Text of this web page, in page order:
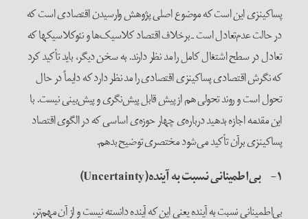
پساکینزی این است که موضوع اصلی پژوهش وارسیدن اقتصادی است که
در حالت عدم‌تعادل است ـ برخلاف اقتصاد کلاسیک‌ها و نئوکلاسیکها که
تعادل در سطح اشتغال کامل را مد نظر دارند. به سخن دیگر، باید تأکید کرد
که نگرش اقتصادی پساکینزی اقتصادی را مد نظر دارد که دایماً در حال
تحول است و روند تحولی هم از پیش قابل پیش‌نگری و پیش‌بینی نیست. با
این مقدمه اجازه بدهید درباره‌ی چهار حوزه‌ی اساسی که در الگوی اقتصاد
پساکینزی برآن تأکید می‌شود مختصری توضیح بدهم.
۱- بی‌اطمینانی نسبت به آینده(Uncertainty)
بی‌اطمینانی نسبت به آینده یعنی این که آینده دانسته نیست و از آن مهم‌تر،